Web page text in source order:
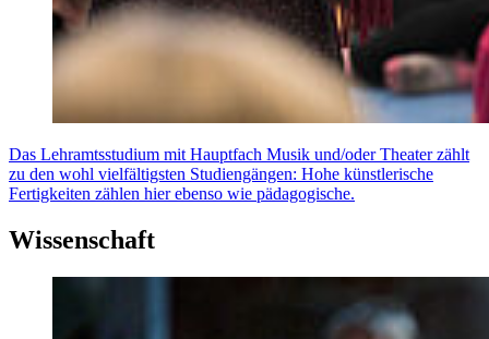
Das Lehramtsstudium mit Hauptfach Musik und/oder Theater zählt
zu den wohl vielfältigsten Studiengängen: Hohe künstlerische
Fertigkeiten zählen hier ebenso wie pädagogische.
Wissenschaft